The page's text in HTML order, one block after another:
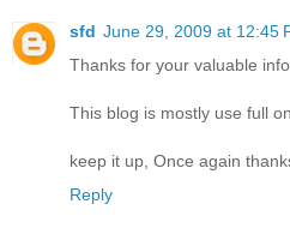
sfd June 29, 2009 at 12:45
Thanks for your valuable
This blog is mostly use full
keep it up, Once again
Reply